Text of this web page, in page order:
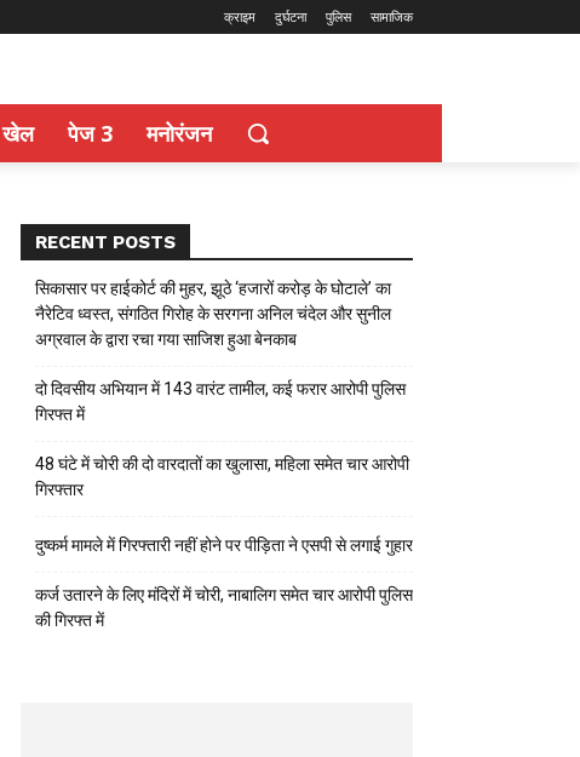
क्राइम दुर्घटना पुलिस सामाजिक
खेल पेज 3 मनोरंजन
RECENT POSTS
सिकासार पर हाईकोर्ट की मुहर, झूठे ‘हजारों करोड़ के घोटाले’ का
नैरेटिव ध्वस्त, संगठित गिरोह के सरगना अनिल चंदेल और सुनील
अग्रवाल के द्वारा रचा गया साजिश हुआ बेनकाब
दो दिवसीय अभियान में 143 वारंट तामील, कई फरार आरोपी पुलिस
गिरफ्त में
48 घंटे में चोरी की दो वारदातों का खुलासा, महिला समेत चार आरोपी
गिरफ्तार
दुष्कर्म मामले में गिरफ्तारी नहीं होने पर पीड़िता ने एसपी से लगाई गुहार
कर्ज उतारने के लिए मंदिरों में चोरी, नाबालिग समेत चार आरोपी पुलिस
की गिरफ्त में